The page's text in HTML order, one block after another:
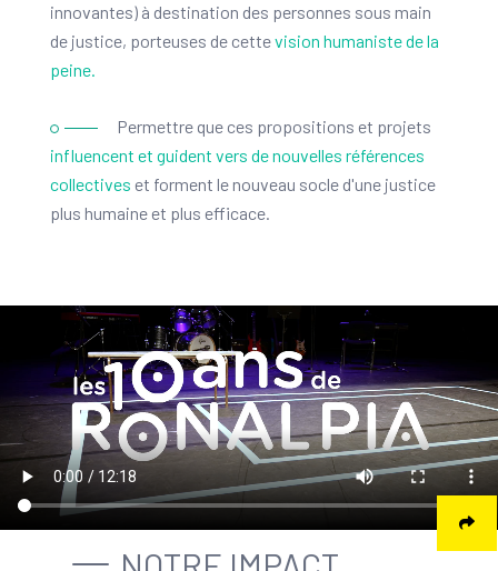
Dans le cadre de son action de mobilisation citoyenne,
l’association organise la rencontre nationale "Donnons
un nouveau souffle au travail d'intérêt général" et crée
le forum national du TIG, qui mobilise plus de 300
l’association lance ses 1ères actions de sensibilisation
Grand Public.
2015
L’association expérimente les premiers "Parcours-
passerelles". Des stages de remobilisation d'une
semaine dans le cadre d'un travail d'intérêt général,
afin de faire de ce dernier un véritable levier d’insertion.
innovantes) à destination des personnes sous main
de justice, porteuses de cettevision humaniste de la
peine.
Permettre que ces propositions et projets
influencent et guident vers de nouvelles références
collectives et forment le nouveau socle d'une justice
plus humaine et plus efficace.